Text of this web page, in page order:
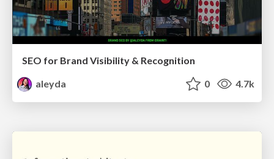
SEO for Brand Visibility & Recognition
aleyda
0 4.7k